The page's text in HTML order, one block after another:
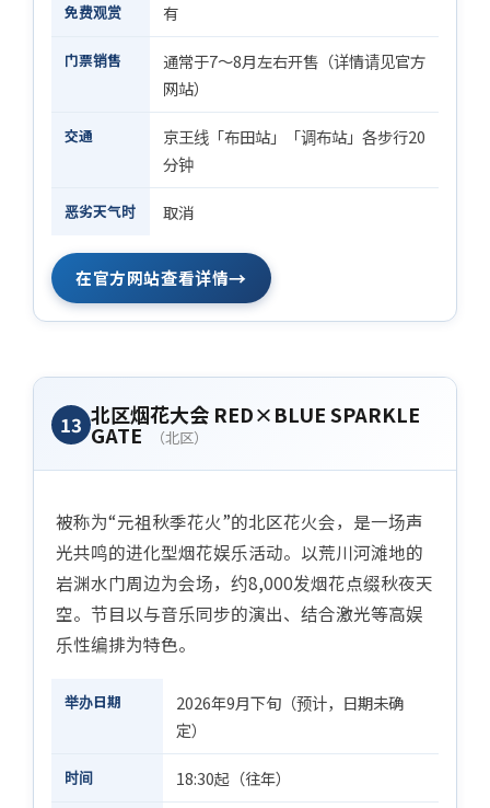
免费观赏 有
门票销售
通常于7〜8月左右开售（详情请见官方
网站）
交通
京王线「布田站」「调布站」各步行20
分钟
恶劣天气时 取消
在官方网站查看详情→
13 北区烟花大会 RED×BLUE SPARKLE
GATE （北区）
被称为“元祖秋季花火”的北区花火会，是一场声
光共鸣的进化型烟花娱乐活动。以荒川河滩地的
岩渊水门周边为会场，约8,000发烟花点缀秋夜天
空。节目以与音乐同步的演出、结合激光等高娱
乐性编排为特色。
举办日期
2026年9月下旬（预计，日期未确
定）
时间 18:30起（往年）